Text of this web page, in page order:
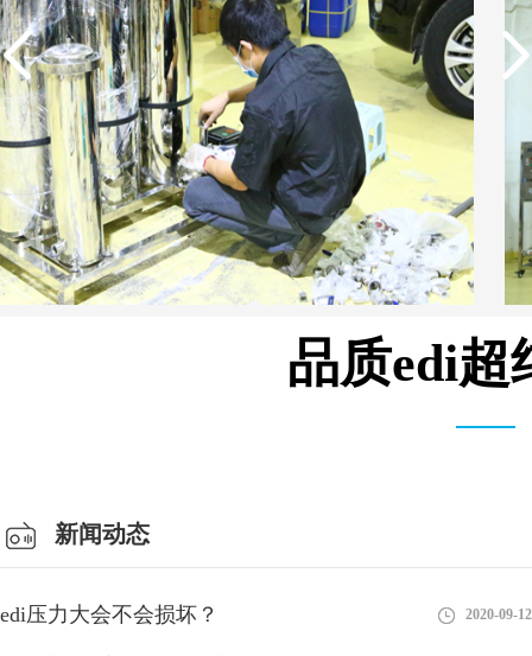
MK-TC系列 模块 设备品质edi超
新闻动态
edi压力大会不会损坏？ 2020-09-12